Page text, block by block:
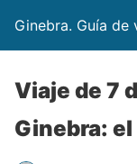
Ginebra. Guía de
Viaje de 7
Ginebra: